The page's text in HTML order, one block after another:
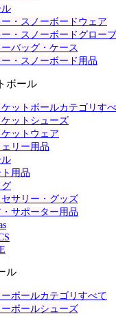
ー・スノーボードウェア
ー・スノーボードグローブ
バッグ・ケース
・スノーボード用品
ボール
ットボールカテゴリす
ットシューズ
ットウェア
ェリー用品
ト用品
セサリー・グッズ
サポーター用品
ル
ボールカテゴリすべて
ボールシューズ